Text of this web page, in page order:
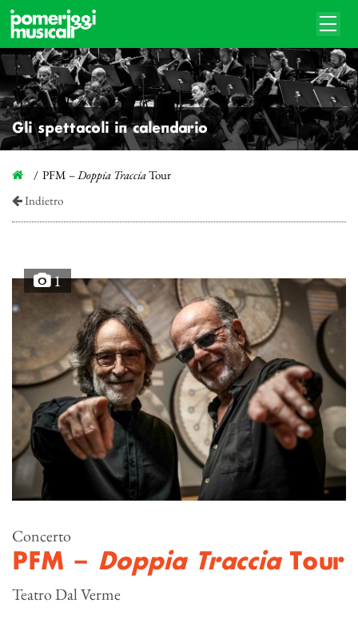
Gli spettacoli in calendario
PFM –Doppia TracciaTour
Indietro
1
Concerto
PFM – Doppia TracciaTour
Teatro Dal Verme